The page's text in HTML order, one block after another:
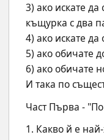
3) ако искате
къщурка с два
4) ако искате да
5) ако обичате
6) ако обичате
И така по
Част Първа -
1. Какво й е